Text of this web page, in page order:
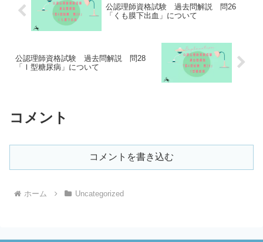
公認理師資格試験 過去問解説 問26
「くも膜下出血」について
公認理師資格試験 過去問解説 問28
「Ⅰ型糖尿病」について
コメント
コメントを書き込む
ホーム Uncategorized